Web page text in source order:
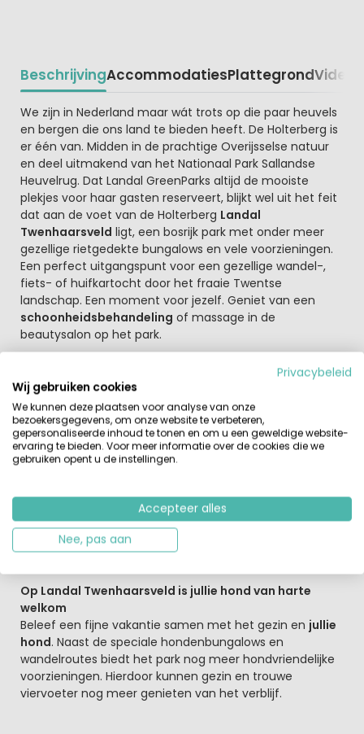
BeschrijvingAccommodatiesPlattegrondVideo
Beschrijving
We zijn in Nederland maar wát trots op die paar heuvels
en bergen die ons land te bieden heeft. De Holterberg is
er één van. Midden in de prachtige Overijsselse natuur
en deel uitmakend van het Nationaal Park Sallandse
Heuvelrug. Dat Landal GreenParks altijd de mooiste
plekjes voor haar gasten reserveert, blijkt wel uit het feit
dat aan de voet van de Holterberg Landal
Twenhaarsveld ligt, een bosrijk park met onder meer
gezellige rietgedekte bungalows en vele voorzieningen.
Een perfect uitgangspunt voor een gezellige wandel-,
fiets- of huifkartocht door het fraaie Twentse
landschap. Een moment voor jezelf. Geniet van een
schoonheidsbehandeling of massage in de
beautysalon op het park.
Dit park met unieke ligging is mooi
groen en bosrijk
aangelegd en geheel autovrij. De vele voorzieningen
zoalseen overdekt zwembad, restaurant en diverse
speelmogelijkheden maakt het een kindvriendelijk en
prettig park voor jonge gezinnen. Vanaf dit park kun je
mooie wandel-, fiets- en huifkartochten maken. Het
wandelgemeente van het jaar. Verder is een bezoek aan
Zutphen en Deventer zeker aan te bevelen. Kortom een
heerlijke vakantie vier je met het hele gezin op Landal
Twenhaarsveld.
Op Landal Twenhaarsveld is jullie hond van harte
welkom
Beleef een fijne vakantie samen met het gezin en jullie
hond. Naast de speciale hondenbungalows en
wandelroutes biedt het park nog meer hondvriendelijke
voorzieningen. Hierdoor kunnen gezin en trouwe
viervoeter nog meer genieten van het verblijf.
Privacybeleid
Wij gebruiken cookies
We kunnen deze plaatsen voor analyse van onze
bezoekersgegevens, om onze website te verbeteren,
gepersonaliseerde inhoud te tonen en om u een geweldige website-
ervaring te bieden. Voor meer informatie over de cookies die we
gebruiken opent u de instellingen.
Accepteer alles
Nee, pas aan